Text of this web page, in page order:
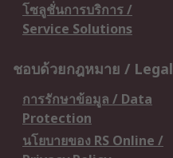
โซลูชั่นการบริการ /
Service Solutions
ชอบด้วยกฎหมาย / Legal
การรักษาข้อมูล / Data
Protection
นโยบายของ RS Online /